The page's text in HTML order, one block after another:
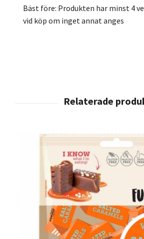
Bäst före: Produkten har minst 4
vid köp om inget annat anges